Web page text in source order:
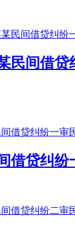
民间借贷
借贷纠纷